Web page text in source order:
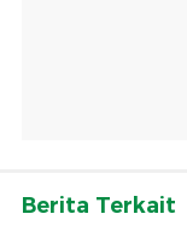
Berita Terkait